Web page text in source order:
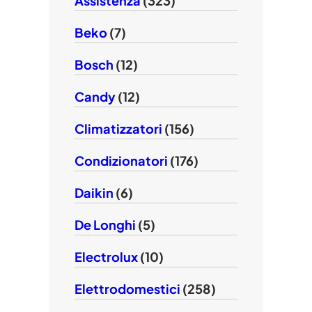
Beko(7)
Bosch (12)
Candy(12)
Climatizzatori (156)
Condizionatori (176)
Daikin (6)
De Longhi (5)
Electrolux(10)
Elettrodomestici (258)